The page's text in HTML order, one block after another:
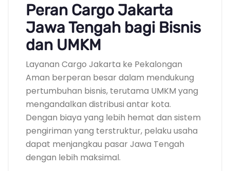
Peran Cargo Jakarta
Jawa Tengah bagi Bisnis
dan UMKM
Layanan Cargo Jakarta ke Pekalongan
Aman berperan besar dalam mendukung
pertumbuhan bisnis, terutama UMKM yang
mengandalkan distribusi antar kota.
Dengan biaya yang lebih hemat dan sistem
pengiriman yang terstruktur, pelaku usaha
dapat menjangkau pasar Jawa Tengah
dengan lebih maksimal.